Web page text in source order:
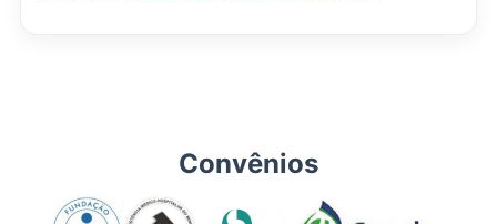
Convênios